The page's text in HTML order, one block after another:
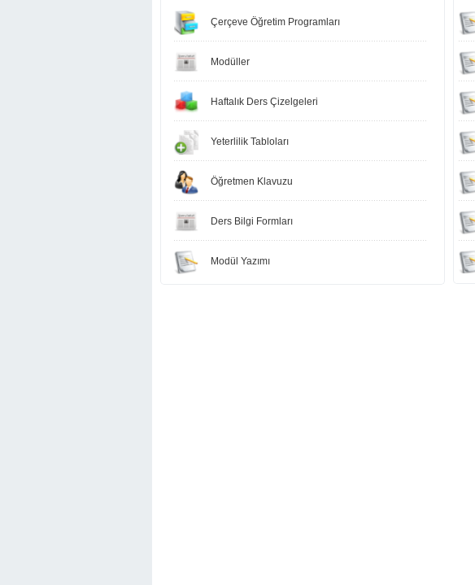
Çerçeve Öğretim Programları
Modüller
Haftalık Ders Çizelgeleri
Yeterlilik Tabloları
Öğretmen Klavuzu
Ders Bilgi Formları
Modül Yazımı